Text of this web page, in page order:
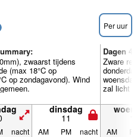
Per uur
zwaarst tijdens
(max 18°C op
op zondagavond). Wind
Dagen
Zware
zal licht
dinsdag
11
nacht AM PM nacht AM